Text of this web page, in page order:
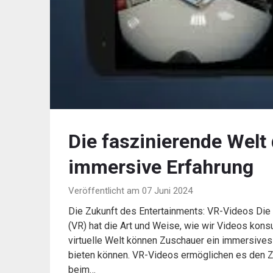
Die faszinierende
immersive Erfahrung
Veröffentlicht am 07 Juni 2024
Die Zukunft des Entertainments: VR-Videos
(VR) hat die Art und Weise, wie wir Videos
virtuelle Welt können Zuschauer ein
bieten können. VR-Videos ermöglichen es den
beim…